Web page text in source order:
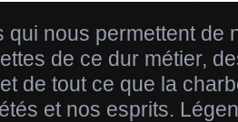
qui nous permettent de
de ce dur métier,
de tout ce que la
et nos esprits.